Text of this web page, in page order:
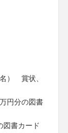
） 賞状、
円分の図書
書カード